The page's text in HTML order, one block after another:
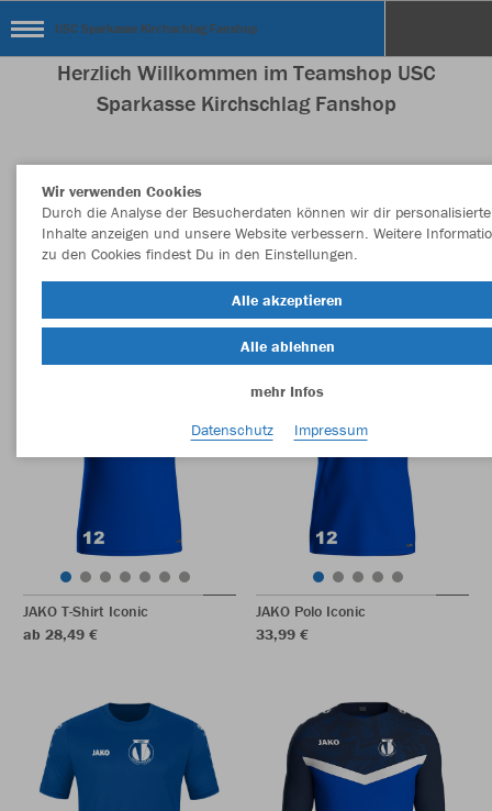
USC Sparkasse Kirchschlag Fanshop
Herzlich Willkommen im Teamshop USC
Sparkasse Kirchschlag Fanshop
Nachhaltig Farbe
JAKO T-Shirt Iconic
ab 28,49 €
JAKO Polo Iconic
33,99 €
Wir verwenden Cookies
Durch die Analyse der Besucherdaten können wir dir personalisierte
Inhalte anzeigen und unsere Website verbessern. Weitere
zu den Cookies findest Du in den Einstellungen.
Alle akzeptieren
Alle ablehnen
mehr Infos
Datenschutz
Impressum